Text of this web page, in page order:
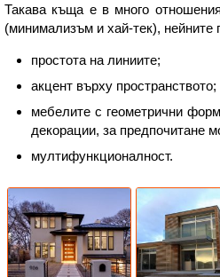
Такава къща е в много
(минимализъм и хай-тек), нейните
простота на линиите;
акцент върху пространството;
мебелите с геометрични
декорации, за предпочитане
мултифункционалност.